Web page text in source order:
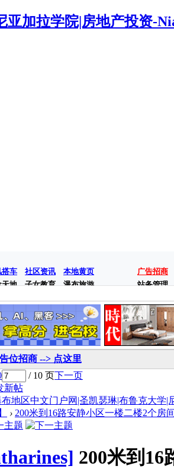
搭车 社区资讯
本地黄页
天地
子女教育 瀑布旅游
广告招商
站务管理
位招商 --> 点这里
/ 10 页下一页
地区中文门户网|圣凯瑟琳|布鲁克大学|
› 200米到16路安静小区一楼二楼2个房
200米到16